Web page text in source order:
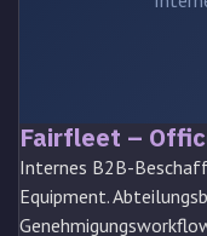
Fairfleet –
Internes B2B-
Equipment.